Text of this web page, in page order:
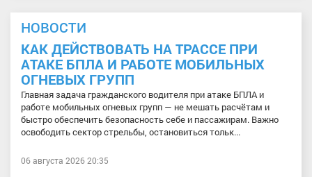
НОВОСТИ
КАК ДЕЙСТВОВАТЬ НА ТРАССЕ ПРИ
АТАКЕ БПЛА И РАБОТЕ МОБИЛЬНЫХ
ОГНЕВЫХ ГРУПП
Главная задача гражданского водителя при атаке БПЛА и
работе мобильных огневых групп — не мешать расчётам и
быстро обеспечить безопасность себе и пассажирам. Важно
освободить сектор стрельбы, остановиться тольк...
06 августа 2026 20:35